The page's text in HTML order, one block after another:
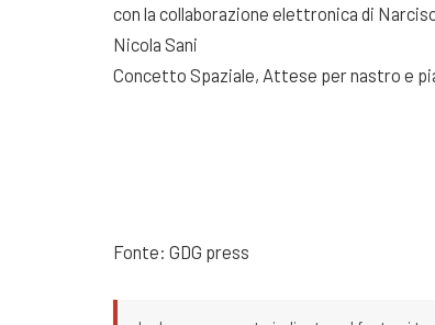
con la collaborazione elettronica di
Nicola Sani
Concetto Spaziale, Attese per nastro e
Fonte: GDG press